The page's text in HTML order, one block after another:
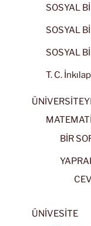
SOSYAL
SOSYAL
SOSYAL
T. C.
BİR
ÜNİVESİTE